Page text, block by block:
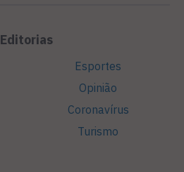
Editorias
Esportes
Opinião
Coronavírus
Turismo